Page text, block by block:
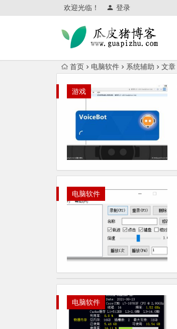
欢迎光临！ 登录
首页 电脑软件 系统辅助 文章
游戏
电脑软件
电脑软件